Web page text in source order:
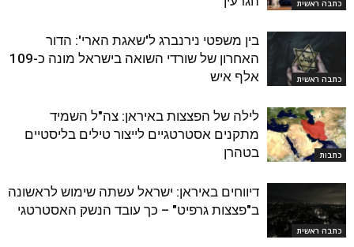
כתבה ראשית
כתבה ראשית
בין משפטי נירנברג ל'שאגת הארי': הדור
האחרון של שורדי השואה בישראל מונה כ-109
אלף איש
כתבות
לילה של הפצצות באיראן: צה"ל השמיד
מתקנים אסטרטגיים לייצור טילים בליסטיים
בטהרן
כתבה ראשית
דיווחים באיראן: ישראל עשתה שימוש לראשונה
ב"פצצות גרפיט" – כך עובד הנשק האסטרטגי